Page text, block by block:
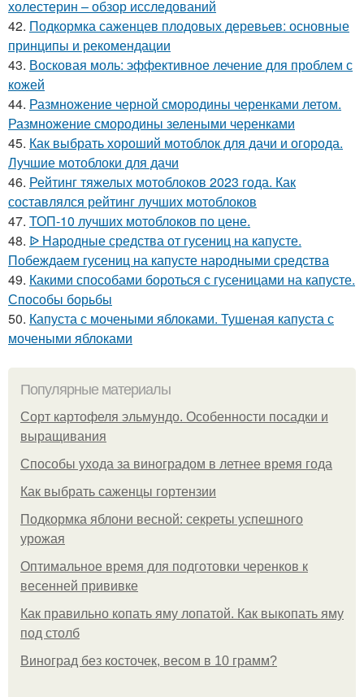
холестерин – обзор исследований
42. Подкормка саженцев плодовых деревьев: основные
принципы и рекомендации
43. Восковая моль: эффективное лечение для проблем с
кожей
44. Размножение черной смородины черенками летом.
Размножение смородины зелеными черенками
45. Как выбрать хороший мотоблок для дачи и огорода.
Лучшие мотоблоки для дачи
46. Рейтинг тяжелых мотоблоков 2023 года. Как
составлялся рейтинг лучших мотоблоков
47. ТОП-10 лучших мотоблоков по цене.
48. ᐉ Народные средства от гусениц на капусте.
Побеждаем гусениц на капусте народными средства
49. Какими способами бороться с гусеницами на капусте.
Способы борьбы
50. Капуста с мочеными яблоками. Тушеная капуста с
мочеными яблоками
Популярные материалы
Сорт картофеля эльмундо. Особенности посадки и
выращивания
Способы ухода за виноградом в летнее время года
Как выбрать саженцы гортензии
Подкормка яблони весной: секреты успешного
урожая
Оптимальное время для подготовки черенков к
весенней прививке
Как правильно копать яму лопатой. Как выкопать яму
под столб
Виноград без косточек, весом в 10 грамм?